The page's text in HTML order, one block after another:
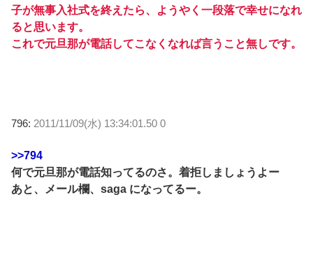
子が無事入社式を終えたら、ようやく一段落で幸せになれ
ると思います。
これで元旦那が電話してこなくなれば言うこと無しです。
796: 2011/11/09(水) 13:34:01.50 0
>>794
何で元旦那が電話知ってるのさ。着拒しましょうよー
あと、メール欄、saga になってるー。